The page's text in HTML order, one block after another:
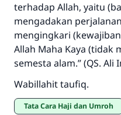
terhadap Allah, yaitu
mengadakan
mengingkari
Allah Maha Kaya (tidak
semesta alam.” (QS. Ali
Wabillahit taufiq.
Tata Cara Haji dan Umroh
Bantu kami dalam
"Siapa yang
meka dia akan
sama dengan